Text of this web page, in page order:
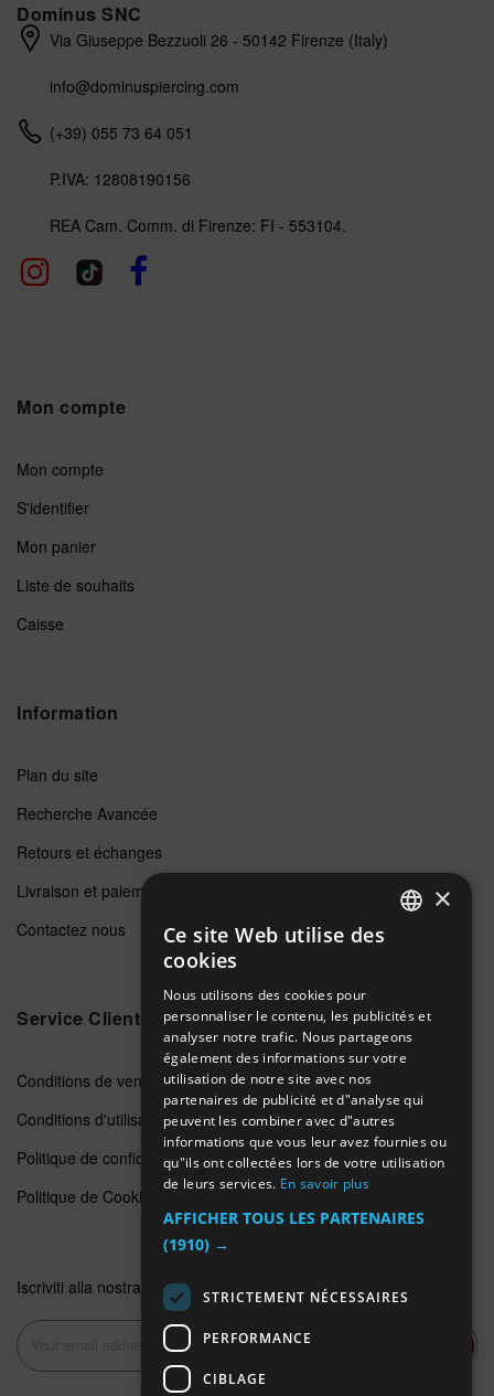
Dominus SNC
Via Giuseppe Bezzuoli 26 - 50142 Firenze (Italy)
info@dominuspiercing.com
(+39) 055 73 64 051
P.IVA: 12808190156
REA Cam. Comm. di Firenze: FI - 553104.
Mon compte
Mon compte
S'identifier
Mon panier
Liste de souhaits
Caisse
Information
Plan du site
Recherche Avancée
Retours et échanges
Livraison et paiements
Contactez nous
Service Clients
Conditions de vente
Conditions d'utilisation
Politique de confidentialité
Politique de Cookie
Iscriviti alla nostra newsletter
ITALIAN
SPANISH
FRENCH
×
Ce site Web utilise des
cookies
Nous utilisons des cookies pour
personnaliser le contenu, les publicités et
analyser notre trafic. Nous partageons
également des informations sur votre
utilisation de notre site avec nos
partenaires de publicité et d"analyse qui
peuvent les combiner avec d"autres
informations que vous leur avez fournies ou
qu"ils ont collectées lors de votre utilisation
de leurs services. En savoir plus
AFFICHER TOUS LES PARTENAIRES
(1910) →
STRICTEMENT NÉCESSAIRES
PERFORMANCE
CIBLAGE